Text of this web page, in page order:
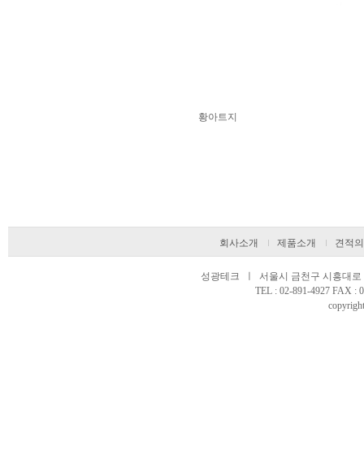
황아트지
회사소개 제품소개 견적
성광테크 ㅣ 서울시 금천구 시흥대
TEL : 02-891-4927 FAX :